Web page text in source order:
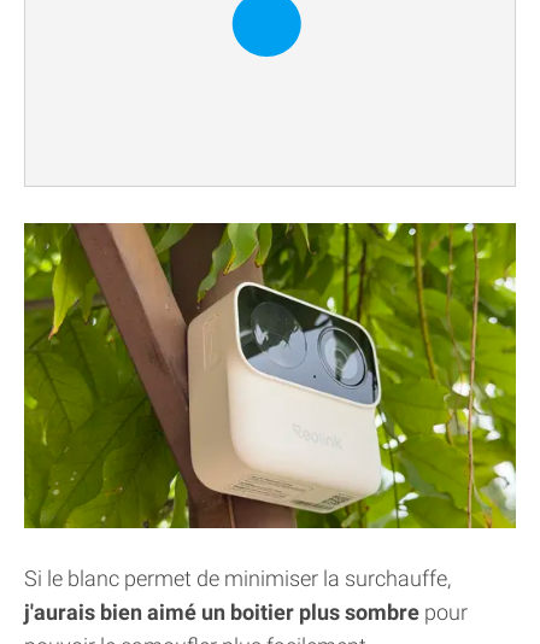
Si le blanc permet de minimiser la surchauffe,
j'aurais bien aimé un boitier plus sombre pour